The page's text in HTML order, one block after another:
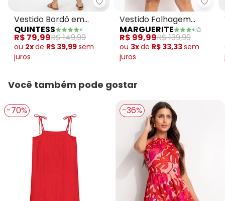
Quintess - Vestido Bordô em
Vestido Bordô em
Malha de Viscose
QUINTESS
R$ 79,99R$ 149,99
ou 2xde R$ 39,99sem
juros
Vestido Folhagem
Barrada em Malha Fria
MARGUERITE
R$ 99,99R$ 139,99
ou 3xde R$ 33,33sem
juros
Você também pode gostar
-70% -36%